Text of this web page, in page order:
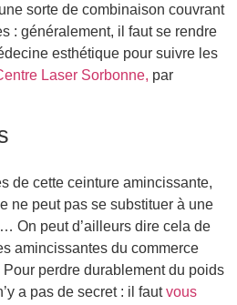
sorte de combinaison couvrant
: généralement, il faut se rendre
esthétique pour suivre les
Laser Sorbonne, par
de cette ceinture amincissante,
ne peut pas se substituer à une
On peut d’ailleurs dire cela de
amincissantes du commerce
perdre durablement du poids
a pas de secret : il fautvous